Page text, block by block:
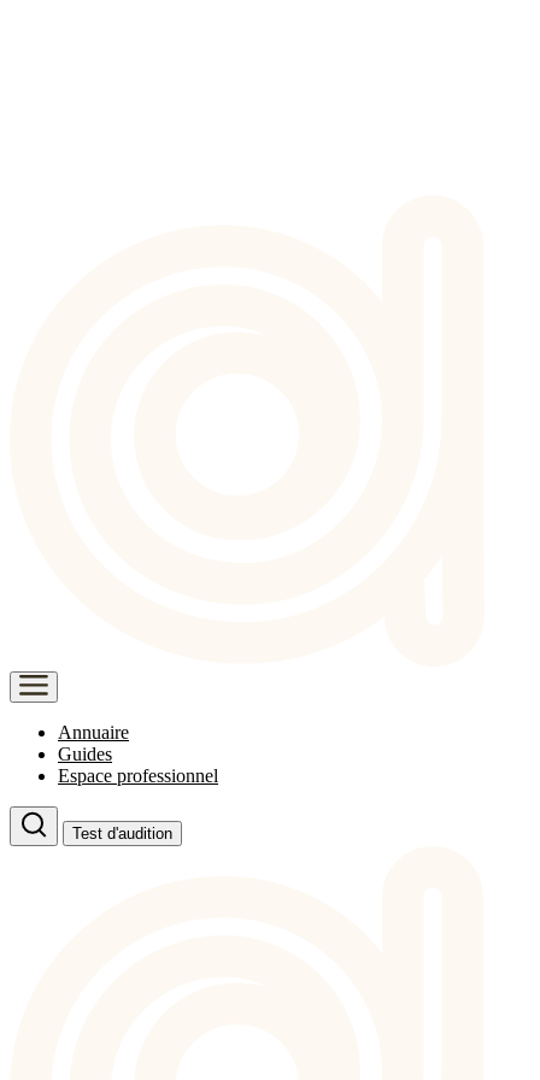
Annuaire
Guides
Espace professionnel
Test d'audition